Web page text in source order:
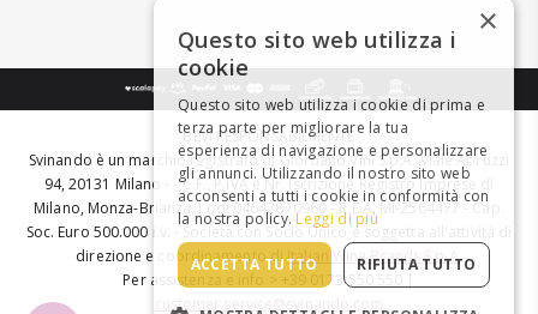
BEVI RESPONSABILMENTE
Svinando è un marchio registrato di Giordano Vini S.p.A. Viale Abruzzi
94, 20131 Milano - - C.F., P.IVA e Nr. Iscrizione Registro Imprese di
Milano, Monza-Brianza, Lodi 04642870960 - R.E.A. MI-2564477 - Cap.
Soc. Euro 500.000 i.v. - Società con Socio Unico e soggetta all'attività di
direzione e coordinamento diItalian Wine Brands S.p.A.
Per assistenza e info > +39 0173 550 550 |
customer.service@svinando.com
×
Questo sito web utilizza i
cookie
Questo sito web utilizza i cookie di prima e
terza parte per migliorare la tua
esperienza di navigazione e personalizzare
gli annunci. Utilizzando il nostro sito web
acconsenti a tutti i cookie in conformità con
la nostra policy. Leggi di più
ACCETTA TUTTO RIFIUTA TUTTO